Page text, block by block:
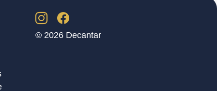
© 2026 Decantar